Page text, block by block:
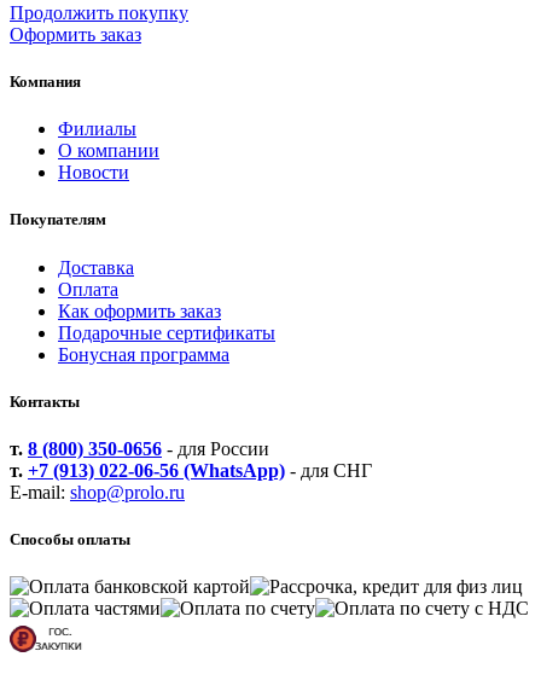
Продолжить покупку
Оформить заказ
Компания
Филиалы
О компании
Новости
Покупателям
Доставка
Оплата
Как оформить заказ
Подарочные сертификаты
Бонусная программа
Контакты
т. 8 (800) 350-0656 - для России
т. +7 (913) 022-06-56 (WhatsApp) - для СНГ
E-mail: shop@prolo.ru
Способы оплаты